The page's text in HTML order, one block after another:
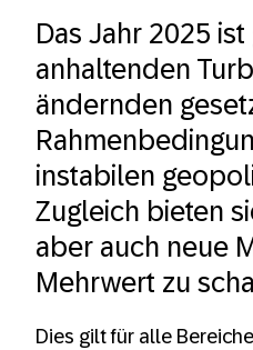
Das Jahr 2025
anhaltenden
ändernden
instabilen
Zugleich bieten
aber auch neue
Mehrwert zu
Dies gilt für alle